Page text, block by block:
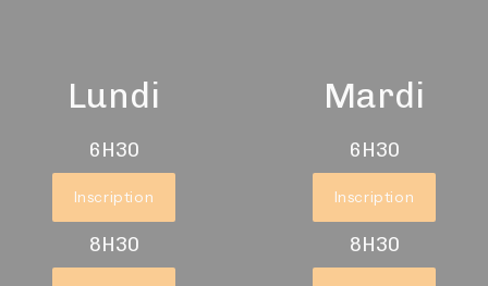
Lundi
6H30
Inscription
8H30
Mardi
6H30
Inscription
8H30